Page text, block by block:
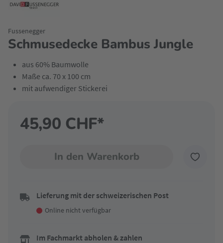
Schmusedecke Bambus Jungle
Fussenegger
aus 60% Baumwolle
Maße ca. 70 x 100 cm
mit aufwendiger Stickerei
45,90 CHF*
In den Warenkorb
Lieferung mit der schweizerischen Post
Online nicht verfügbar
Im Fachmarkt abholen & zahlen